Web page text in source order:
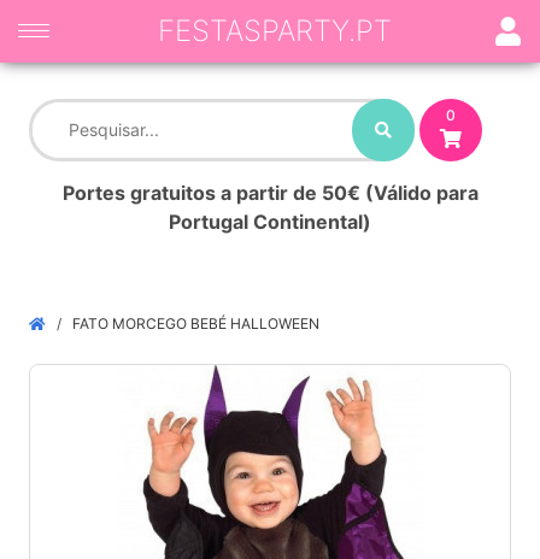
0
Portes gratuitos a partir de 50€ (Válido para
Portugal Continental)
FESTASPARTY.PT
FATO MORCEGO BEBÉ HALLOWEEN